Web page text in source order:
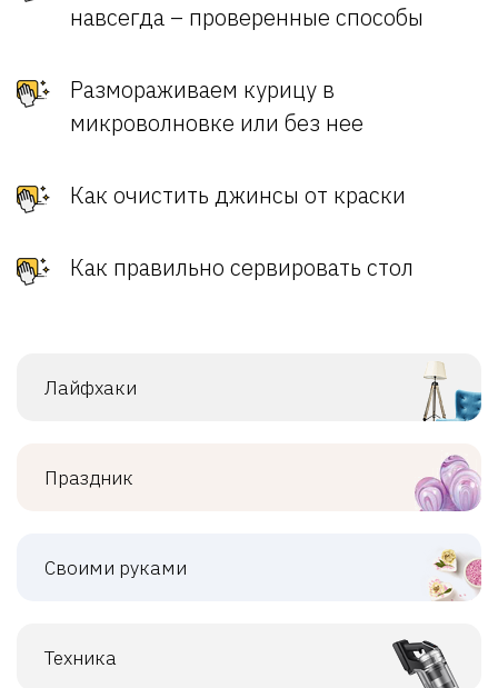
навсегда – проверенные способы
Размораживаем курицу в
микроволновке или без нее
Как очистить джинсы от краски
Как правильно сервировать стол
Лайфхаки
Праздник
Своими руками
Техника